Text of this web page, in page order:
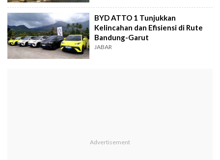
BYD ATTO 1 Tunjukkan
Kelincahan dan Efisiensi di Rute
Bandung-Garut
JABAR